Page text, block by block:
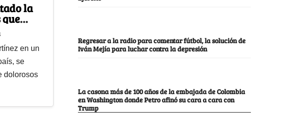
la
en un
se
dolorosos
Regresar a la radio para comentar fútbol, la solución de
Iván Mejía para luchar contra la depresión
La casona más de 100 años de la embajada de Colombia
en Washington donde Petro afinó su cara a cara con
Trump